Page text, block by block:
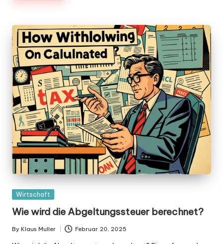
Posted
Wirtschaft
Wie wird die Abgeltungssteuer berechnet?
Posted
By Klaus Muller Februar 20, 2025